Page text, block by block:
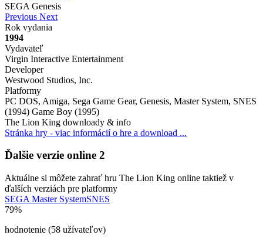
SEGA Genesis
Previous Next
Rok vydania
1994
Vydavateľ
Virgin Interactive Entertainment
Developer
Westwood Studios, Inc.
Platformy
PC DOS, Amiga, Sega Game Gear, Genesis, Master System, SNES
(1994) Game Boy (1995)
The Lion King downloady & info
Stránka hry - viac informácií o hre a download ...
Ďalšie verzie online 2
Aktuálne si môžete zahrať hru The Lion King online taktiež v
ďalších verziách pre platformy
SEGA Master SystemSNES
79%
hodnotenie (58 užívateľov)